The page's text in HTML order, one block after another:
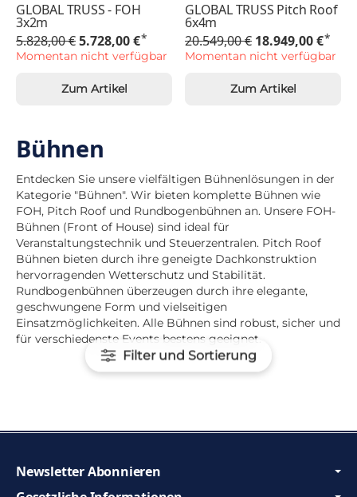
Filter und Sortierung
GLOBAL TRUSS - FOH
3x2m
5.828,00 €5.728,00 €*
Momentan nicht verfügbar
Zum Artikel
GLOBAL TRUSS Pitch Roof
6x4m
20.549,00 € 18.949,00 €*
Momentan nicht verfügbar
Zum Artikel
Bühnen
Entdecken Sie unsere vielfältigen Bühnenlösungen in der
Kategorie "Bühnen". Wir bieten komplette Bühnen wie
FOH, Pitch Roof und Rundbogenbühnen an. Unsere FOH-
Bühnen (Front of House) sind ideal für
Veranstaltungstechnik und Steuerzentralen. Pitch Roof
Bühnen bieten durch ihre geneigte Dachkonstruktion
hervorragenden Wetterschutz und Stabilität.
Rundbogenbühnen überzeugen durch ihre elegante,
geschwungene Form und vielseitigen
Einsatzmöglichkeiten. Alle Bühnen sind robust, sicher und
für verschiedenste Events bestens geeignet.
Newsletter Abonnieren